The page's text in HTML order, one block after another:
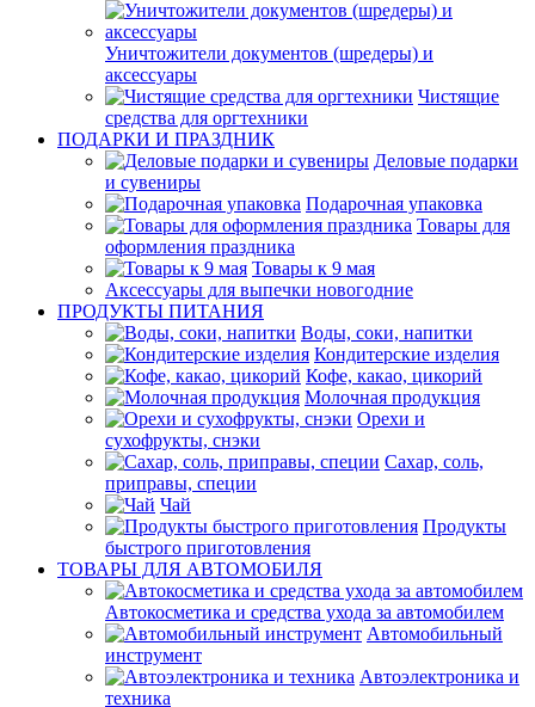
Уничтожители документов (шредеры) и
аксессуары
Чистящие
средства для оргтехники
ПОДАРКИ И ПРАЗДНИК
Деловые подарки
и сувениры
Подарочная упаковка
Товары для
оформления праздника
Товары к 9 мая
Аксессуары для выпечки новогодние
ПРОДУКТЫ ПИТАНИЯ
Воды, соки, напитки
Кондитерские изделия
Кофе, какао, цикорий
Молочная продукция
Орехи и
сухофрукты, снэки
Сахар, соль,
приправы, специи
Чай
Продукты
быстрого приготовления
ТОВАРЫ ДЛЯ АВТОМОБИЛЯ
Автокосметика и средства ухода за автомобилем
Автомобильный
инструмент
Автоэлектроника и
техника